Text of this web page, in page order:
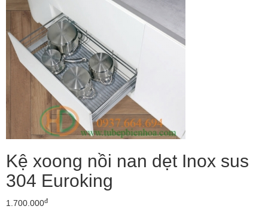
Kệ xoong nồi nan dẹt Inox sus
304 Euroking
1.700.000đ